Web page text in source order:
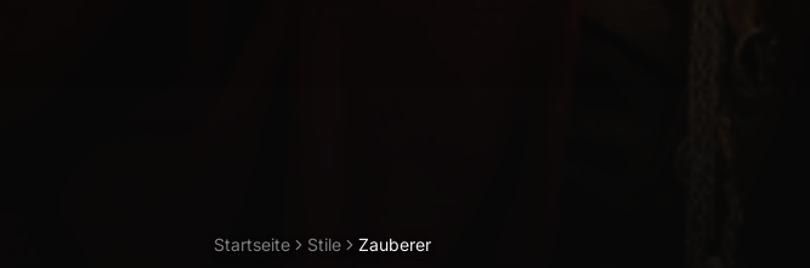
Startseite Stile Zauberer